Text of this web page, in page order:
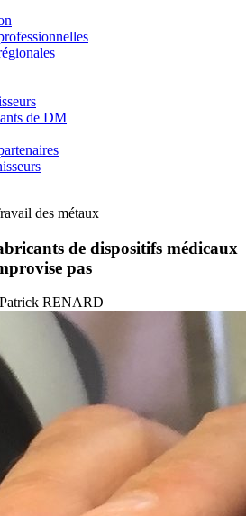
de DM
des métaux
de dispositifs médicaux
pas
Patrick RENARD